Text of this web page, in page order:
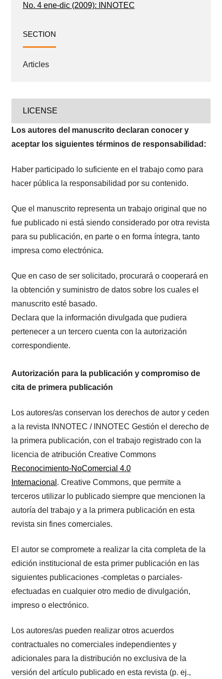
No. 4 ene-dic (2009): INNOTEC
SECTION
Articles
LICENSE
Los autores del manuscrito declaran conocer y
aceptar los siguientes términos de responsabilidad:
Haber participado lo suficiente en el trabajo como para
hacer pública la responsabilidad por su contenido.
Que el manuscrito representa un trabajo original que no
fue publicado ni está siendo considerado por otra revista
para su publicación, en parte o en forma íntegra, tanto
impresa como electrónica.
Que en caso de ser solicitado, procurará o cooperará en
la obtención y suministro de datos sobre los cuales el
manuscrito esté basado.
Declara que la información divulgada que pudiera
pertenecer a un tercero cuenta con la autorización
correspondiente.
Autorización para la publicación y compromiso de
cita de primera publicación
Los autores/as conservan los derechos de autor y ceden
a la revista INNOTEC / INNOTEC Gestión el derecho de
la primera publicación, con el trabajo registrado con la
licencia de atribución Creative Commons
Reconocimiento-NoComercial 4.0
Internacional . Creative Commons, que permite a
terceros utilizar lo publicado siempre que mencionen la
autoría del trabajo y a la primera publicación en esta
revista sin fines comerciales.
El autor se compromete a realizar la cita completa de la
edición institucional de esta primer publicación en las
siguientes publicaciones -completas o parciales-
efectuadas en cualquier otro medio de divulgación,
impreso o electrónico.
Los autores/as pueden realizar otros acuerdos
contractuales no comerciales independientes y
adicionales para la distribución no exclusiva de la
versión del artículo publicado en esta revista (p. ej.,